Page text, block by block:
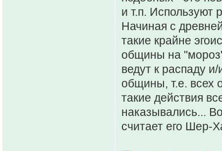
и т.п. Используют
Начиная с
такие крайне
общины на
ведут к распаду
общины, т.е. всех
такие действия
наказывались...
считает его Шер-